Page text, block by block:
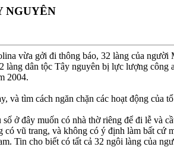
NGUYÊN
vừa gởi đi thông báo, 32 làng của
làng dân tộc Tây nguyên bị lực lượng
2004.
tìm cách ngăn chặn các hoạt động của
ở đây muốn có nhà thờ riêng để đi lễ và
vũ trang, và không có ý định làm bất
Tin cho biết có tất cả 32 ngôi làng của